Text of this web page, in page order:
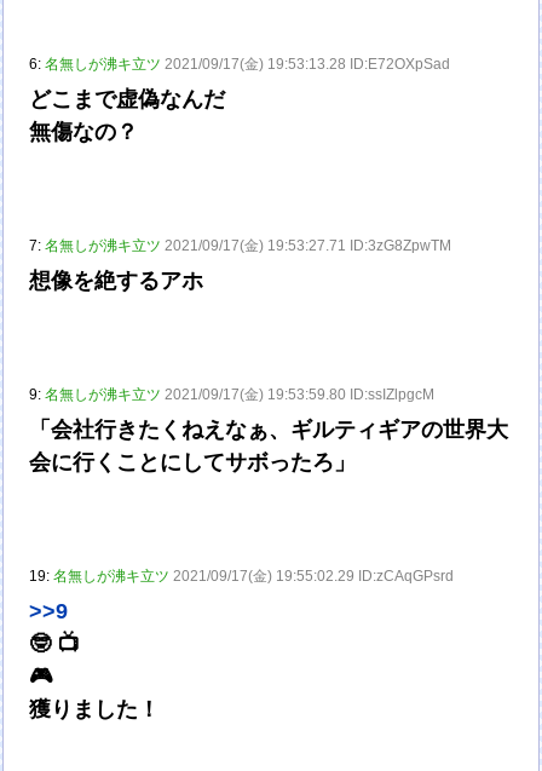
6:名無しが沸キ立ツ 2021/09/17(金) 19:53:13.28 ID:E72OXpSad
どこまで虚偽なんだ
無傷なの？
7:名無しが沸キ立ツ 2021/09/17(金) 19:53:27.71 ID:3zG8ZpwTM
想像を絶するアホ
9:名無しが沸キ立ツ 2021/09/17(金) 19:53:59.80 ID:ssIZlpgcM
「会社行きたくねえなぁ、ギルティギアの世界大
会に行くことにしてサボったろ」
19:名無しが沸キ立ツ 2021/09/17(金) 19:55:02.29 ID:zCAqGPsrd
>>9
🤓 📺
🎮
獲りました！